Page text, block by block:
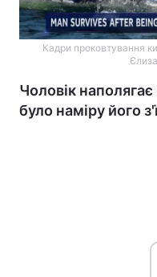
Кадри проковтування
Чоловік
було наміру його